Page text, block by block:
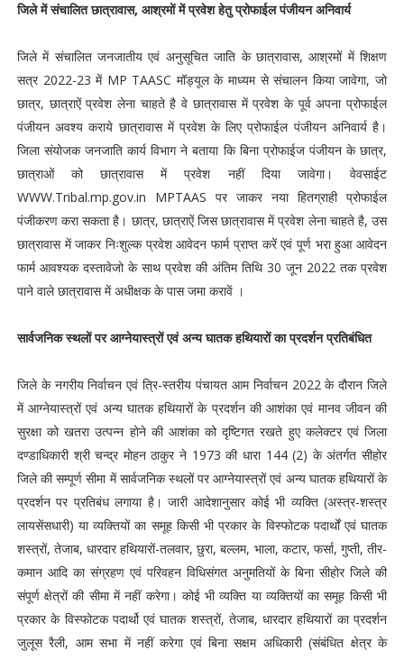
जिले में संचालित छात्रावास, आश्रमों में प्रवेश हेतु प्रोफाईल पंजीयन अनिवार्य
जिले में संचालित जनजातीय एवं अनुसूचित जाति के छात्रावास, आश्रमों में शिक्षण
सत्र 2022-23 में MP TAASC मॉड्यूल के माध्यम से संचालन किया जावेगा, जो
छात्र, छात्राऐं प्रवेश लेना चाहते है वे छात्रावास में प्रवेश के पूर्व अपना प्रोफाईल
पंजीयन अवश्य कराये छात्रावास में प्रवेश के लिए प्रोफाईल पंजीयन अनिवार्य है।
जिला संयोजक जनजाति कार्य विभाग ने बताया कि बिना प्रोफाईज पंजीयन के छात्र,
छात्राओं को छात्रावास में प्रवेश नहीं दिया जावेगा। वेवसाईट
WWW.Tribal.mp.gov.in MPTAAS पर जाकर नया हितग्राही प्रोफाईल
पंजीकरण करा सकता है। छात्र, छात्राऐं जिस छात्रावास में प्रवेश लेना चाहते है, उस
छात्रावास में जाकर निःशुल्क प्रवेश आवेदन फार्म प्राप्त करें एवं पूर्ण भरा हुआ आवेदन
फार्म आवश्यक दस्तावेजो के साथ प्रवेश की अंतिम तिथि 30 जून 2022 तक प्रवेश
पाने वाले छात्रावास में अधीक्षक के पास जमा करावें ।
सार्वजनिक स्थलों पर आग्नेयास्त्रों एवं अन्य घातक हथियारों का प्रदर्शन प्रतिबंधित
जिले के नगरीय निर्वाचन एवं त्रि-स्तरीय पंचायत आम निर्वाचन 2022 के दौरान जिले
में आग्नेयास्त्रों एवं अन्य घातक हथियारों के प्रदर्शन की आशंका एवं मानव जीवन की
सुरक्षा को खतरा उत्पन्न होने की आशंका को दृष्टिगत रखते हुए कलेक्टर एवं जिला
दण्डाधिकारी श्री चन्द्र मोहन ठाकुर ने 1973 की धारा 144 (2) के अंतर्गत सीहोर
जिले की सम्पूर्ण सीमा में सार्वजनिक स्थलों पर आग्नेयास्त्रों एवं अन्य घातक हथियारों के
प्रदर्शन पर प्रतिबंध लगाया है। जारी आदेशानुसार कोई भी व्यक्ति (अस्त्र-शस्त्र
लायसेंसधारी) या व्यक्तियों का समूह किसी भी प्रकार के विस्फोटक पदार्थों एवं घातक
शस्त्रों, तेजाब, धारदार हथियारों-तलवार, छुरा, बल्लम, भाला, कटार, फर्सा, गुप्ती, तीर-
कमान आदि का संग्रहण एवं परिवहन विधिसंगत अनुमतियों के बिना सीहोर जिले की
संपूर्ण क्षेत्रों की सीमा में नहीं करेगा। कोई भी व्यक्ति या व्यक्तियों का समूह किसी भी
प्रकार के विस्फोटक पदार्थो एवं घातक शस्त्रों, तेजाब, धारदार हथियारों का प्रदर्शन
जुलूस रैली, आम सभा में नहीं करेगा एवं बिना सक्षम अधिकारी (संबंधित क्षेत्र के